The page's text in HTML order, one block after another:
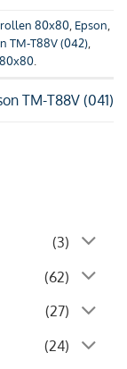
(3)
(62)
(27)
(24)
80x80, Epson,
TM-T88V (042),
.
TM-T88V (041)